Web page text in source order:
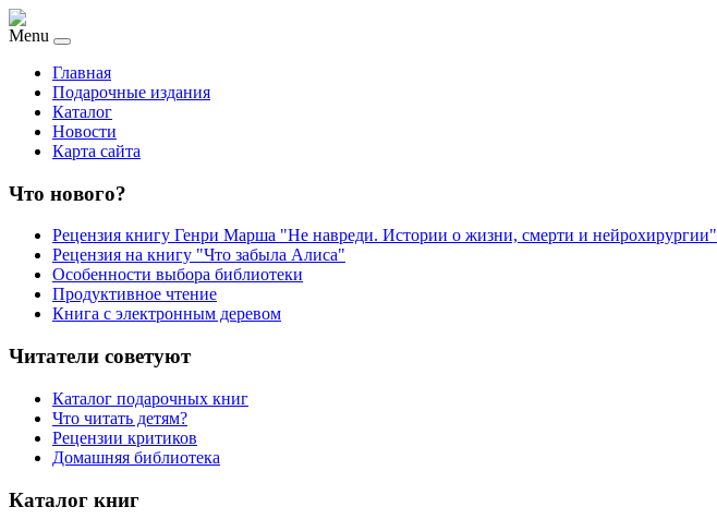
Menu
Главная
Подарочные издания
Каталог
Новости
Карта сайта
Что нового?
Рецензия книгу Генри Марша "Не навреди. Истории о жизни, смерти и нейрохирургии"
Рецензия на книгу "Что забыла Алиса"
Особенности выбора библиотеки
Продуктивное чтение
Книга с электронным деревом
Читатели советуют
Каталог подарочных книг
Что читать детям?
Рецензии критиков
Домашняя библиотека
Каталог книг